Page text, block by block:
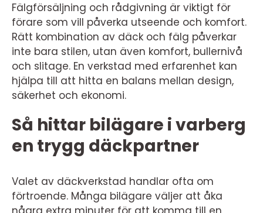
Fälgförsäljning och rådgivning är viktigt för
förare som vill påverka utseende och komfort.
Rätt kombination av däck och fälg påverkar
inte bara stilen, utan även komfort, bullernivå
och slitage. En verkstad med erfarenhet kan
hjälpa till att hitta en balans mellan design,
säkerhet och ekonomi.
Så hittar bilägare i varberg
en trygg däckpartner
Valet av däckverkstad handlar ofta om
förtroende. Många bilägare väljer att åka